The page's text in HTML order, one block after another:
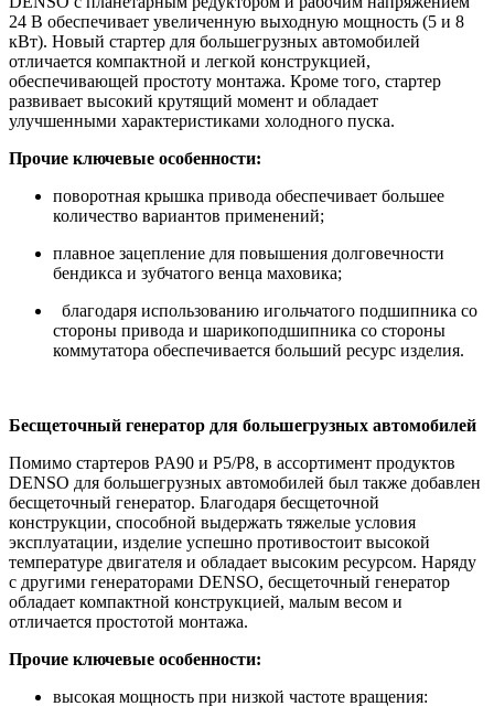
24 В обеспечивает увеличенную выходную мощность (5 и 8
кВт). Новый стартер для большегрузных автомобилей
отличается компактной и легкой конструкцией,
обеспечивающей простоту монтажа. Кроме того, стартер
развивает высокий крутящий момент и обладает
улучшенными характеристиками холодного пуска.
Прочие ключевые особенности:
поворотная крышка привода обеспечивает большее
количество вариантов применений;
плавное зацепление для повышения долговечности
бендикса и зубчатого венца маховика;
благодаря использованию игольчатого подшипника со
стороны привода и шарикоподшипника со стороны
коммутатора обеспечивается больший ресурс изделия.
Бесщеточный генератор для большегрузных автомобилей
Помимо стартеров PA90 и P5/P8, в ассортимент продуктов
DENSO для большегрузных автомобилей был также добавлен
бесщеточный генератор. Благодаря бесщеточной
конструкции, способной выдержать тяжелые условия
эксплуатации, изделие успешно противостоит высокой
температуре двигателя и обладает высоким ресурсом. Наряду
с другими генераторами DENSO, бесщеточный генератор
обладает компактной конструкцией, малым весом и
отличается простотой монтажа.
Прочие ключевые особенности:
высокая мощность при низкой частоте вращения: